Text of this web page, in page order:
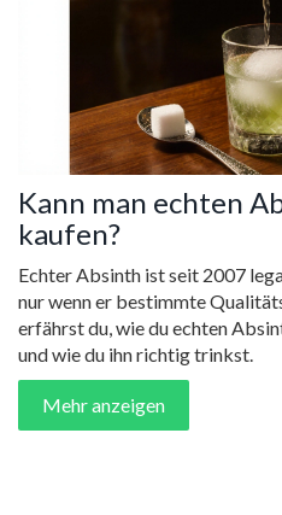
Kann man echten
kaufen?
Echter Absinth ist seit 2007
nur wenn er bestimmte
erfährst du, wie du echten
und wie du ihn richtig trinkst.
Mehr anzeigen